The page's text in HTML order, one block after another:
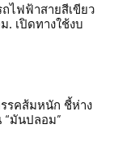
ไฟฟ้าสายสีเขียว
. เปิดทางใช้งบ
รคส้มหนัก ชี้ห่าง
“มันปลอม”